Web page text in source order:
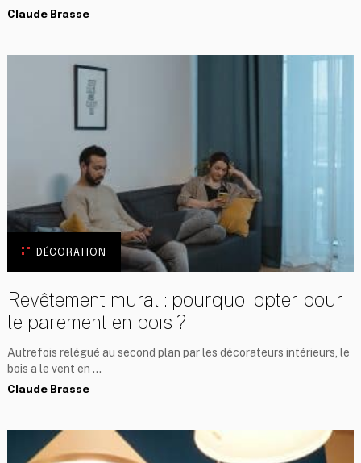
Claude Brasse
DÉCORATION
Revêtement mural : pourquoi opter pour
le parement en bois ?
Autrefois relégué au second plan par les décorateurs intérieurs, le
bois a le vent en …
Claude Brasse